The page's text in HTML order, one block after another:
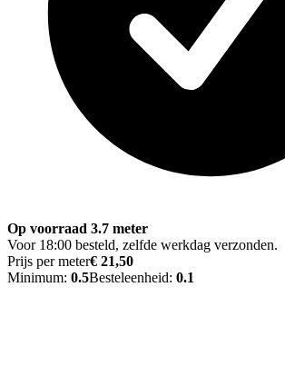
Op voorraad 3.7 meter
Voor 18:00 besteld, zelfde werkdag verzonden.
Prijs per meter€ 21,50
Minimum: 0.5Besteleenheid: 0.1